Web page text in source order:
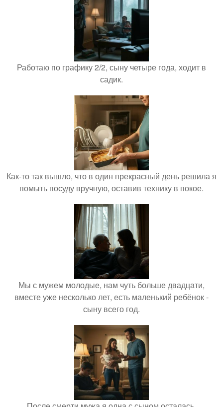
Работаю по графику 2/2, сыну четыре года, ходит в
садик.
Как-то так вышло, что в один прекрасный день решила я
помыть посуду вручную, оставив технику в покое.
Мы с мужем молодые, нам чуть больше двадцати,
вместе уже несколько лет, есть маленький ребёнок -
сыну всего год.